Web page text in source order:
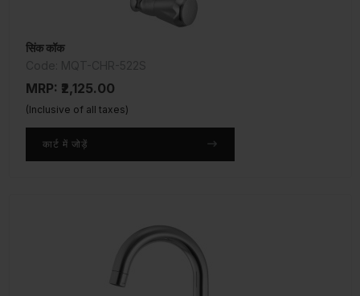
सिंक कॉक
MRP: ₹2,125.00
(Inclusive of all taxes)
कार्ट में जोड़ें